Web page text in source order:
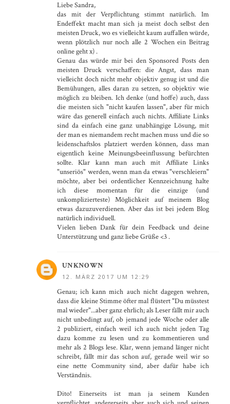
Liebe Sandra,
das mit der Verpflichtung stimmt natürlich. Im
Endeffekt macht man sich ja meist doch selbst den
meisten Druck, wo es vielleicht kaum auffallen würde,
wenn plötzlich nur noch alle 2 Wochen ein Beitrag
online geht x) .
Genau das würde mir bei den Sponsored Posts den
meisten Druck verschaffen: die Angst, dass man
vielleicht doch nicht mehr objektiv genug ist und die
Bemühungen, alles daran zu setzen, so objektiv wie
möglich zu bleiben. Ich denke (und hoffe) auch, dass
die meisten sich "nicht kaufen lassen", aber für mich
wäre das generell einfach auch nichts. Affiliate Links
sind da einfach eine ganz unabhängige Lösung, mit
der man es niemandem recht machen muss und die so
leidenschaftslos platziert werden können, dass man
eigentlich keine Meinungsbeeinflussung befürchten
sollte. Klar kann man auch mit Affiliate Links
"unseriös" werden, wenn man da etwas "verschleiern"
möchte, aber bei ordentlicher Kennzeichnung halte
ich diese momentan für die einzige (und
unkomplizierteste) Möglichkeit auf meinem Blog
etwas dazuzuverdienen. Aber das ist bei jedem Blog
natürlich individuell.
Vielen lieben Dank für dein Feedback und deine
Unterstützung und ganz liebe Grüße <3 .
UNKNOWN
12. MÄRZ 2017 UM 12:29
Genau; ich kann mich auch nicht dagegen wehren,
dass die kleine Stimme öfter mal flüstert "Du müsstest
mal wieder"...aber ganz ehrlich; als Leser fällt mir auch
nicht unbedingt auf, ob jemand jede Woche oder alle
2 publiziert, einfach weil ich auch nicht jeden Tag
dazu komme zu lesen und zu kommentieren und
mehr als 2 Blogs lese. Klar, wenn jemand länger nicht
schreibt, fällt mir das schon auf, gerade weil wir so
eine nette Community sind, aber dafür habe ich
Verständnis.
Dito! Einerseits ist man ja seinem Kunden